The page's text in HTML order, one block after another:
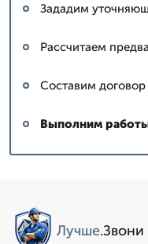
Зададим
Рассчитаем
Составим договор
Выполним
Лучше.Звони